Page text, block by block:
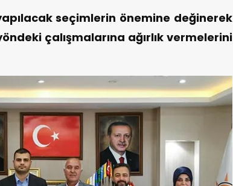
seçimlerin önemine değinerek
çalışmalarına ağırlık vermelerini